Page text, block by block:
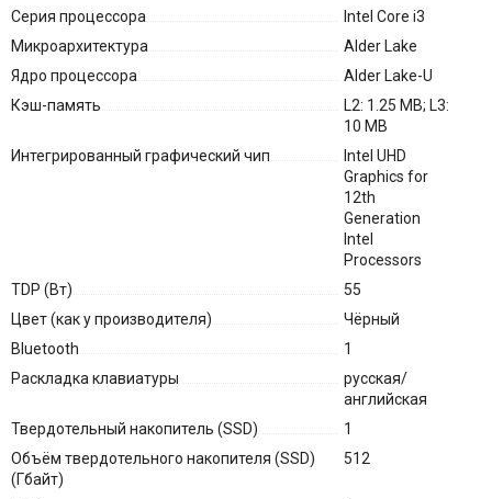
Серия процессора
Intel Core i3
Микроархитектура
Alder Lake
Ядро процессора
Alder Lake-U
Кэш-память
L2: 1.25 MB; L3:
10 MB
Интегрированный графический чип
Intel UHD
Graphics for
12th
Generation
Intel
Processors
TDP (Вт)
55
Цвет (как у производителя)
Чёрный
Bluetooth
1
Раскладка клавиатуры
русская/
английская
Твердотельный накопитель (SSD)
1
Объём твердотельного накопителя (SSD)
(Гбайт)
512